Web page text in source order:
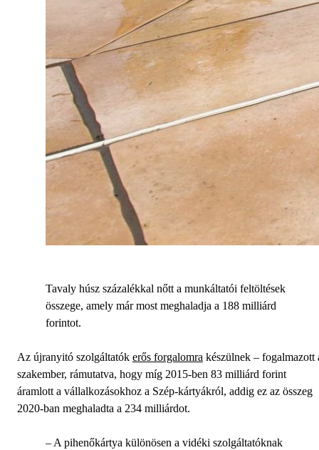
Tavaly húsz százalékkal nőtt a munkáltatói feltöltések
összege, amely már most meghaladja a 188 milliárd
forintot.
Az újranyitó szolgáltatók erős forgalomra készülnek – fogalmazott
szakember, rámutatva, hogy míg 2015-ben 83 milliárd forint
áramlott a vállalkozásokhoz a Szép-kártyákról, addig ez az összeg
2020-ban meghaladta a 234 milliárdot.
– A pihenőkártya különösen a vidéki szolgáltatóknak